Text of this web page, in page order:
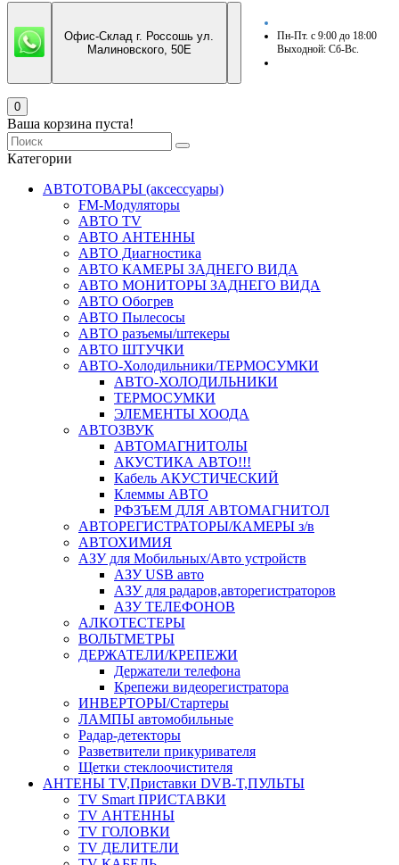
Офис-Склад г. Россошь ул.
Малиновского, 50Е
Пн-Пт. с 9:00 до 18:00
Выходной: Сб-Вс.
0
Ваша корзина пуста!
Категории
АВТОТОВАРЫ (аксессуары)
FM-Модуляторы
АВТО TV
АВТО АНТЕННЫ
АВТО Диагностика
АВТО КАМЕРЫ ЗАДНЕГО ВИДА
АВТО МОНИТОРЫ ЗАДНЕГО ВИДА
АВТО Обогрев
АВТО Пылесосы
АВТО разъемы/штекеры
АВТО ШТУЧКИ
АВТО-Холодильники/ТЕРМОСУМКИ
АВТО-ХОЛОДИЛЬНИКИ
ТЕРМОСУМКИ
ЭЛЕМЕНТЫ ХООДА
АВТОЗВУК
АВТОМАГНИТОЛЫ
АКУСТИКА АВТО!!!
Кабель АКУСТИЧЕСКИЙ
Клеммы АВТО
РФЗЪЕМ ДЛЯ АВТОМАГНИТОЛ
АВТОРЕГИСТРАТОРЫ/КАМЕРЫ з/в
АВТОХИМИЯ
АЗУ для Мобильных/Авто устройств
АЗУ USB авто
АЗУ для радаров,авторегистраторов
АЗУ ТЕЛЕФОНОВ
АЛКОТЕСТЕРЫ
ВОЛЬТМЕТРЫ
ДЕРЖАТЕЛИ/КРЕПЕЖИ
Держатели телефона
Крепежи видеорегистратора
ИНВЕРТОРЫ/Стартеры
ЛАМПЫ автомобильные
Радар-детекторы
Разветвители прикуривателя
Щетки стеклоочистителя
АНТЕНЫ ТV,Приставки DVB-T,ПУЛЬТЫ
TV Smart ПРИСТАВКИ
TV АНТЕННЫ
TV ГОЛОВКИ
TV ДЕЛИТЕЛИ